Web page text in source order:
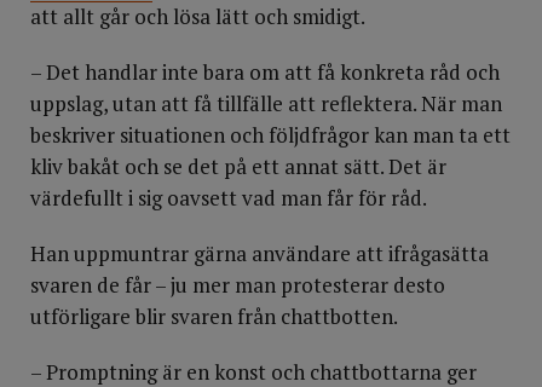
att allt går och lösa lätt och smidigt.
– Det handlar inte bara om att få konkreta råd och
uppslag, utan att få tillfälle att reflektera. När man
beskriver situationen och följdfrågor kan man ta ett
kliv bakåt och se det på ett annat sätt. Det är
värdefullt i sig oavsett vad man får för råd.
Han uppmuntrar gärna användare att ifrågasätta
svaren de får – ju mer man protesterar desto
utförligare blir svaren från chattbotten.
– Promptning är en konst och chattbottarna ger